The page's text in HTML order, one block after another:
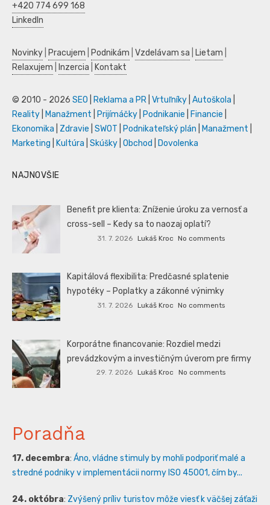
+420 774 699 168
LinkedIn
Novinky Pracujem Podnikám Vzdelávam sa Lietam
Relaxujem
Inzercia Kontakt
© 2010 - 2026 SEO Reklama a PR Vrtuľníky Autoškola
Reality
Manažment Prijímáčky Podnikanie Financie
Ekonomika
Zdravie SWOT Podnikateľský plán Manažment
Marketing
Kultúra Skúšky Obchod Dovolenka
NAJNOVŠIE
Benefit pre klienta: Zníženie úroku za vernosť a
cross-sell – Kedy sa to naozaj oplatí?
31. 7. 2026 Lukáš Kroc No comments
Kapitálová flexibilita: Predčasné splatenie
hypotéky – Poplatky a zákonné výnimky
31. 7. 2026 Lukáš Kroc No comments
Korporátne financovanie: Rozdiel medzi
prevádzkovým a investičným úverom pre firmy
29. 7. 2026 Lukáš Kroc No comments
Poradňa
17. decembra: Áno, vládne stimuly by mohli podporiť malé a
stredné podniky v implementácii normy ISO 45001, čím by...
24. októbra: Zvýšený príliv turistov môže viesť k väčšej záťaži